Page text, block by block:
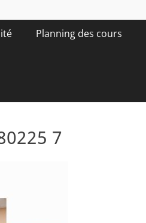
Planning des cours
7